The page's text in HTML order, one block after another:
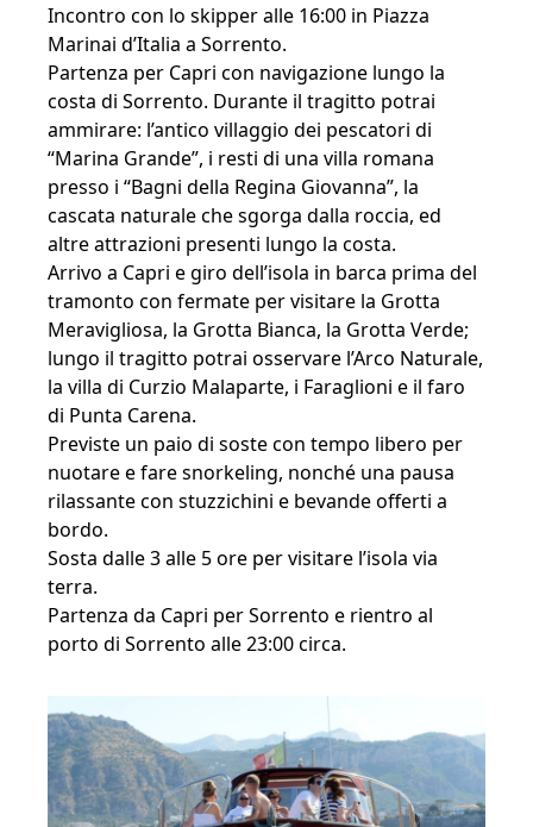
Incontro con lo skipper alle 16:00 in Piazza
Marinai d’Italia a Sorrento.
Partenza per Capri con navigazione lungo la
costa di Sorrento. Durante il tragitto potrai
ammirare: l’antico villaggio dei pescatori di
“Marina Grande”, i resti di una villa romana
presso i “Bagni della Regina Giovanna”, la
cascata naturale che sgorga dalla roccia, ed
altre attrazioni presenti lungo la costa.
Arrivo a Capri e giro dell’isola in barca prima del
tramonto con fermate per visitare la Grotta
Meravigliosa, la Grotta Bianca, la Grotta Verde;
lungo il tragitto potrai osservare l’Arco Naturale,
la villa di Curzio Malaparte, i Faraglioni e il faro
di Punta Carena.
Previste un paio di soste con tempo libero per
nuotare e fare snorkeling, nonché una pausa
rilassante con stuzzichini e bevande offerti a
bordo.
Sosta dalle 3 alle 5 ore per visitare l’isola via
terra.
Partenza da Capri per Sorrento e rientro al
porto di Sorrento alle 23:00 circa.